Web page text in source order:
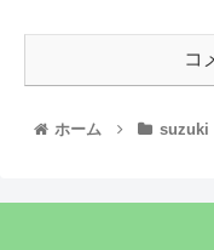
コ
ホーム suzuki